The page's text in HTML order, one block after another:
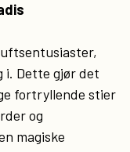
i. Dette gjør det
fortryllende stier
og
magiske